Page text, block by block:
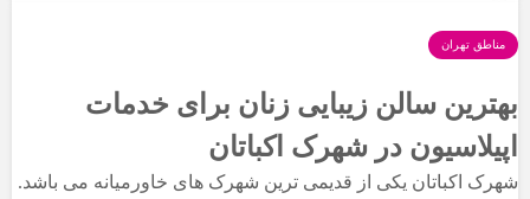
مناطق تهران
بهترین سالن زیبایی زنان برای خدمات
اپیلاسیون در شهرک اکباتان
شهرک اکباتان یکی از قدیمی ترین شهرک های خاورمیانه می باشد.